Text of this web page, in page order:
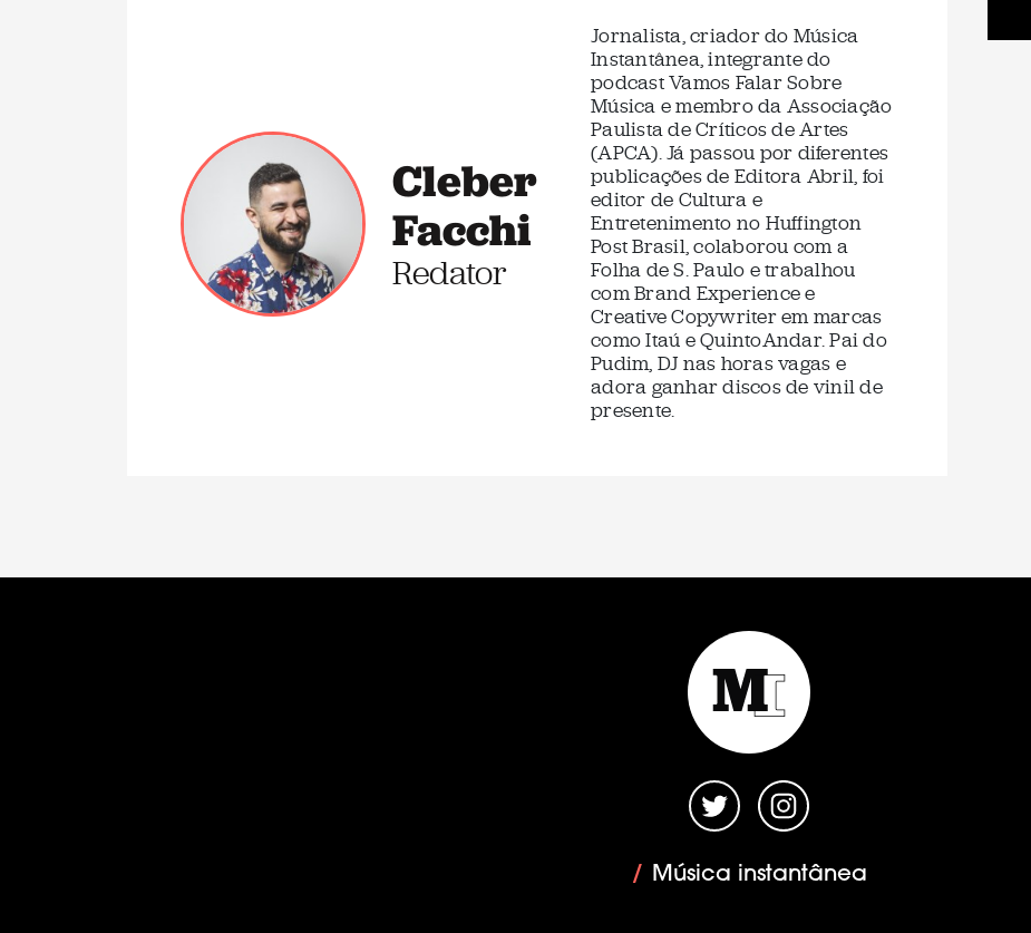
Cleber
Facchi
Redator
Jornalista, criador do Música
Instantânea, integrante do
podcast Vamos Falar Sobre
Música e membro da Associação
Paulista de Críticos de Artes
(APCA). Já passou por diferentes
publicações de Editora Abril, foi
editor de Cultura e
Entretenimento no Huffington
Post Brasil, colaborou com a
Folha de S. Paulo e trabalhou
com Brand Experience e
Creative Copywriter em marcas
como Itaú e QuintoAndar. Pai do
Pudim, DJ nas horas vagas e
adora ganhar discos de vinil de
presente.
/ Música instantânea